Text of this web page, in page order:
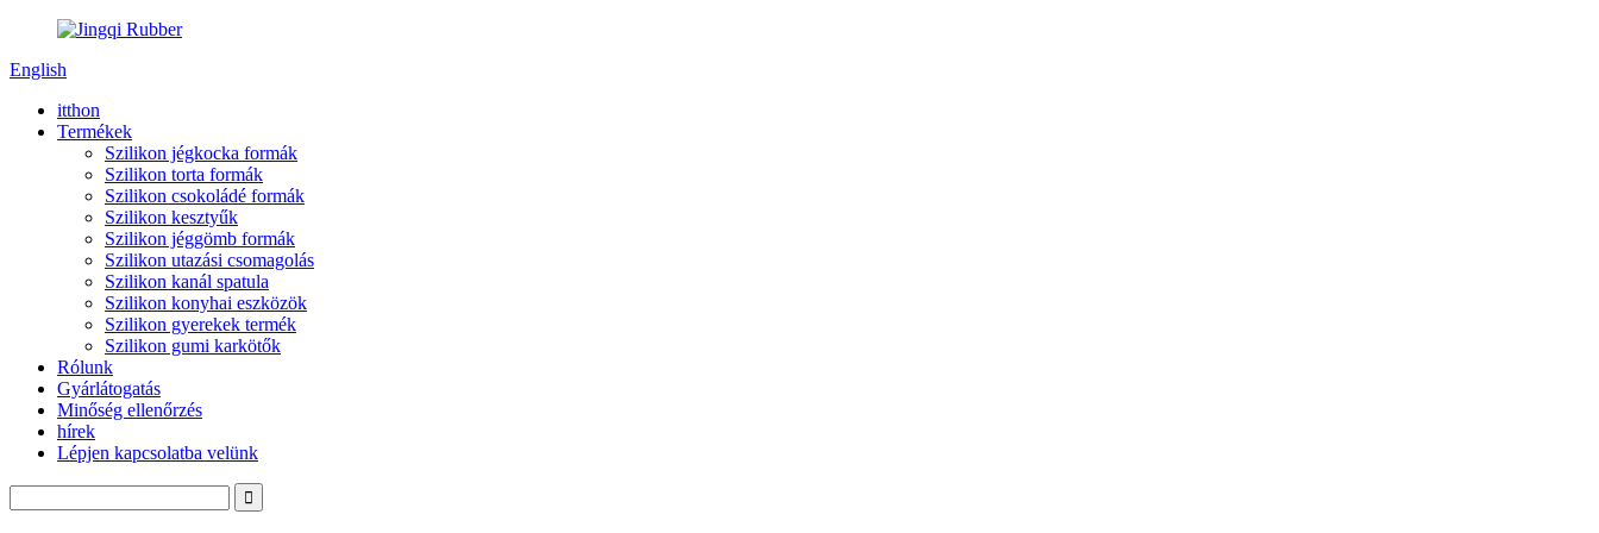
English
itthon
Termékek
Szilikon jégkocka formák
Szilikon torta formák
Szilikon csokoládé formák
Szilikon kesztyűk
Szilikon jéggömb formák
Szilikon utazási csomagolás
Szilikon kanál spatula
Szilikon konyhai eszközök
Szilikon gyerekek termék
Szilikon gumi karkötők
Rólunk
Gyárlátogatás
Minőség ellenőrzés
hírek
Lépjen kapcsolatba velünk